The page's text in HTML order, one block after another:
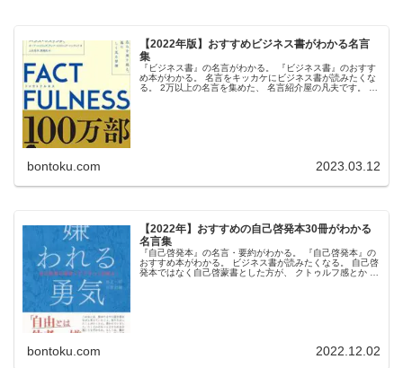
【2022年版】おすすめビジネス書がわかる名言
集
『ビジネス書』の名言がわかる。 『ビジネス書』のおすす
め本がわかる。 名言をキッカケにビジネス書が読みたくな
る。 2万以上の名言を集めた、 名言紹介屋の凡夫です。 こ
bontoku.com 2023.03.12
【2022年】おすすめの自己啓発本30冊がわかる
名言集
『自己啓発本』の名言・要約がわかる。 『自己啓発本』の
おすすめ本がわかる。 ビジネス書が読みたくなる。 自己啓
発本ではなく自己啓蒙書とした方が、 クトゥルフ感とか フ
bontoku.com 2022.12.02